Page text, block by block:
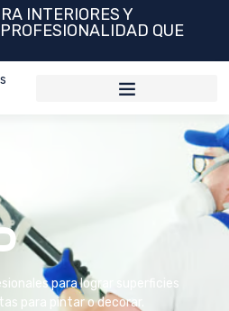
INTERIORES Y
QUE
para lograr superficies
para pintar o decorar.